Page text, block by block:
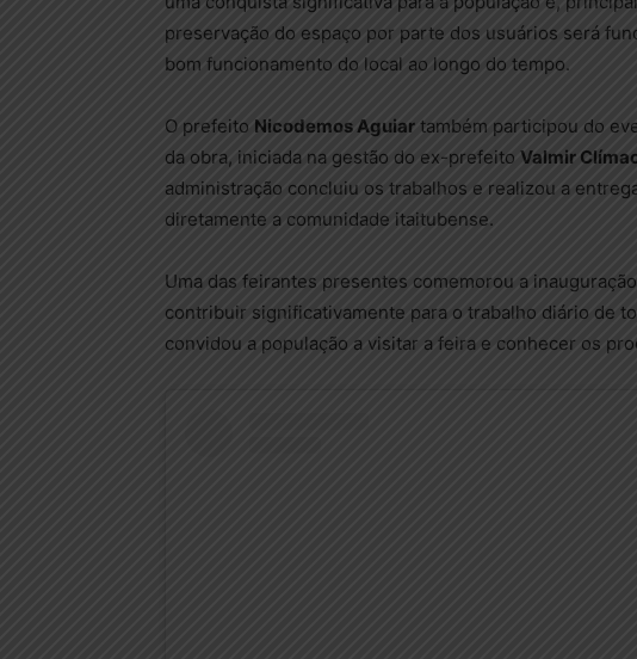
preservação do espaço por parte dos usuários será
bom funcionamento do local ao longo do tempo.
O prefeito Nicodemos Aguiar também participou do
da obra, iniciada na gestão do ex-prefeito Valmir
administração concluiu os trabalhos e realizou a
diretamente a comunidade itaitubense.
Uma das feirantes presentes comemorou a
contribuir significativamente para o trabalho diário de
convidou a população a visitar a feira e conhecer os